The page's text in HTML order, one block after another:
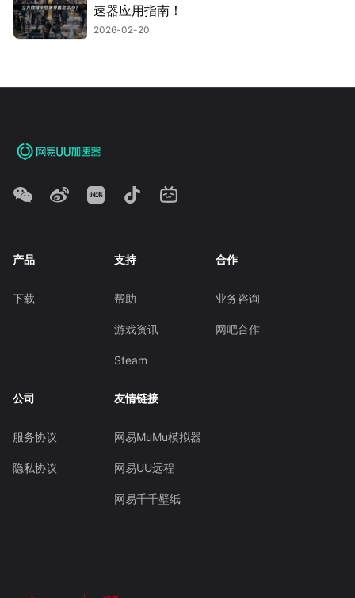
速器应用指南！
2026-02-20
产品
下载
支持
帮助
游戏资讯
Steam
合作
业务咨询
网吧合作
公司
服务协议
隐私协议
友情链接
网易MuMu模拟器
网易UU远程
网易千千壁纸